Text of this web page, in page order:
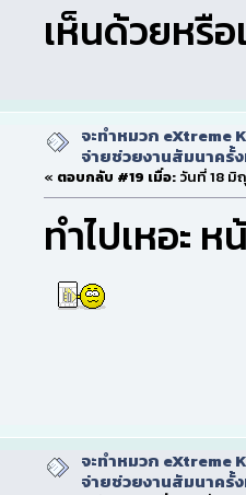
เห็นด้วยหรือ
จะทำหมวก eXtreme
จ่ายช่วยงานสัมนาครั้
« ตอบกลับ #19 เมื่อ: วันที่ 18 มิ
ทำไปเหอะ
จะทำหมวก eXtreme
จ่ายช่วยงานสัมนาครั้